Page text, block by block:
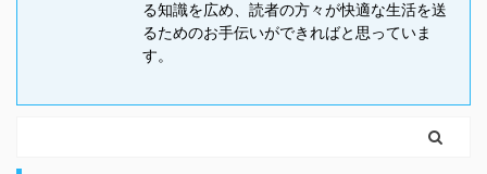
る知識を広め、読者の方々が快適な生活を送
るためのお手伝いができればと思っていま
す。